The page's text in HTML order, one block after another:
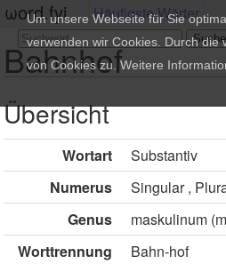
ωord.fyi Häufigste Wörter
Bahnhof
Übersicht
Wortart
Substantiv
Numerus
Singular ,
Genus
maskulinum
Worttrennung
Bahn-hof
Um unsere Webseite für Sie
verwenden wir Cookies. Durch die
von Cookies zu. Weitere